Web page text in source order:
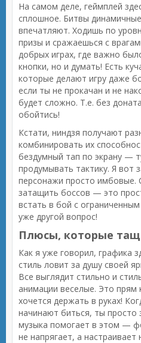
На самом деле, геймплей
сплошное. Битвы
впечатляют. Ходишь по
призы и сражаешься с
добрых играх, где важно
кнопки, но и думать! Есть
которые делают игру даже
если ты не прокачан и не
будет сложно. Т.е. без
обойтись!
Кстати, ниндзя получают
комбинировать их
бездумный тап по экрану —
продумывать тактику. Я вот
персонажи просто имбовые.
затащить боссов — это
встать в бой с
уже другой вопрос!
Плюсы, которые
Как я уже говорил, графика
стиль ловит за душу своей
Все выглядит стильно и
анимации веселые. Это прям
хочется держать в руках!
начинают биться, ты
музыка помогает в этом —
не напрягает, а настраивает